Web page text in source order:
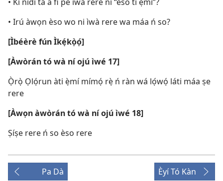
• Irú àwọn èso wo ni ìwà rere wa máa ń so?
[Ìbéèrè fún Ìkẹ́kọ̀ọ́]
[Àwòrán tó wà ní ojú ìwé 17]
Ọ̀rọ̀ Ọlọ́run àti ẹ̀mí mímọ́ rẹ̀ ń ràn wá lọ́wọ́ láti máa ṣe
rere
[Àwọn àwòrán tó wà ní ojú ìwé 18]
Ṣíṣe rere ń so èso rere
Pa Dà Èyí Tó Kàn